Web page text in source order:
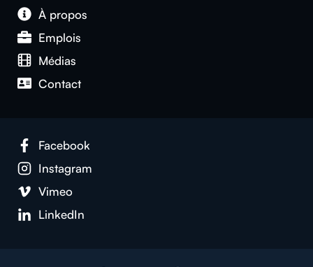
À propos
Emplois
Médias
Contact
Facebook
Instagram
Vimeo
LinkedIn